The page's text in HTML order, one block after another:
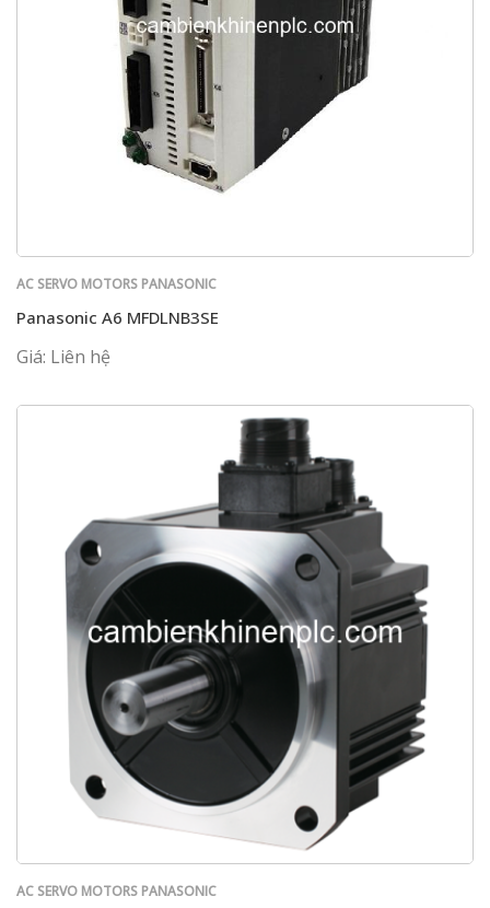
AC SERVO MOTORS PANASONIC
Panasonic A6 MFDLNB3SE
Giá: Liên hệ
AC SERVO MOTORS PANASONIC